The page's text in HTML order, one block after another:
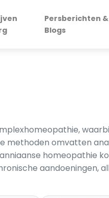
Persberichten &
Blogs
methoden omvatten
homeopathie
aandoeningen,